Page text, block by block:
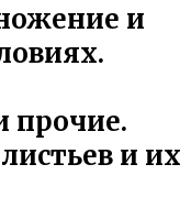
и
прочие.
и их